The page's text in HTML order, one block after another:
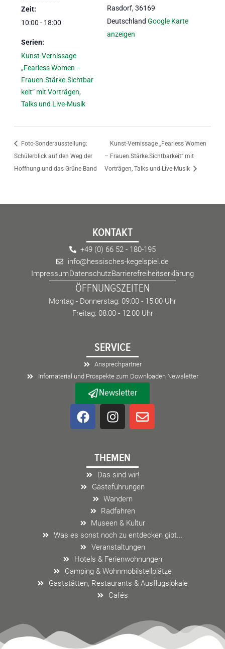
Zeit:
10:00 - 18:00
Serien:
Kunst-Vernissage
„Fearless Women –
Frauen.Stärke.Sichtbar
keit“ mit Vorträgen,
Talks und Live-Musik
Rasdorf, 36169
Deutschland Google Karte
anzeigen
Foto-Sonderausstellung:
Schülerblick auf den Weg der
Hoffnung und das Grüne Band
Kunst-Vernissage „Fearless Women
– Frauen.Stärke.Sichtbarkeit“ mit
Vorträgen, Talks und Live-Musik
KONTAKT
+49 (0) 66 52 - 180-195
info@hessisches-kegelspiel.de
ImpressumDatenschutzBarrierefreiheitserklärung
ÖFFNUNGSZEITEN
Montag - Donnerstag: 09:00 - 15:00 Uhr
Freitag: 08:00 - 12:00 Uhr
SERVICE
Ansprechpartner
Infomaterial und Prospekte zum Downloaden Newsletter
Newsletter
F
a
o
o
I
n
a
g
r
a
m
E
n
p
THEMEN
Das sind wir!
Gästeführungen
Wandern
Radfahren
Museen & Kultur
Was es sonst noch zu entdecken gibt...
Veranstaltungen
Hotels & Ferienwohnungen
Camping & Wohnmobilstellplätze
Gaststätten, Restaurants & Ausflugslokale
Cafés